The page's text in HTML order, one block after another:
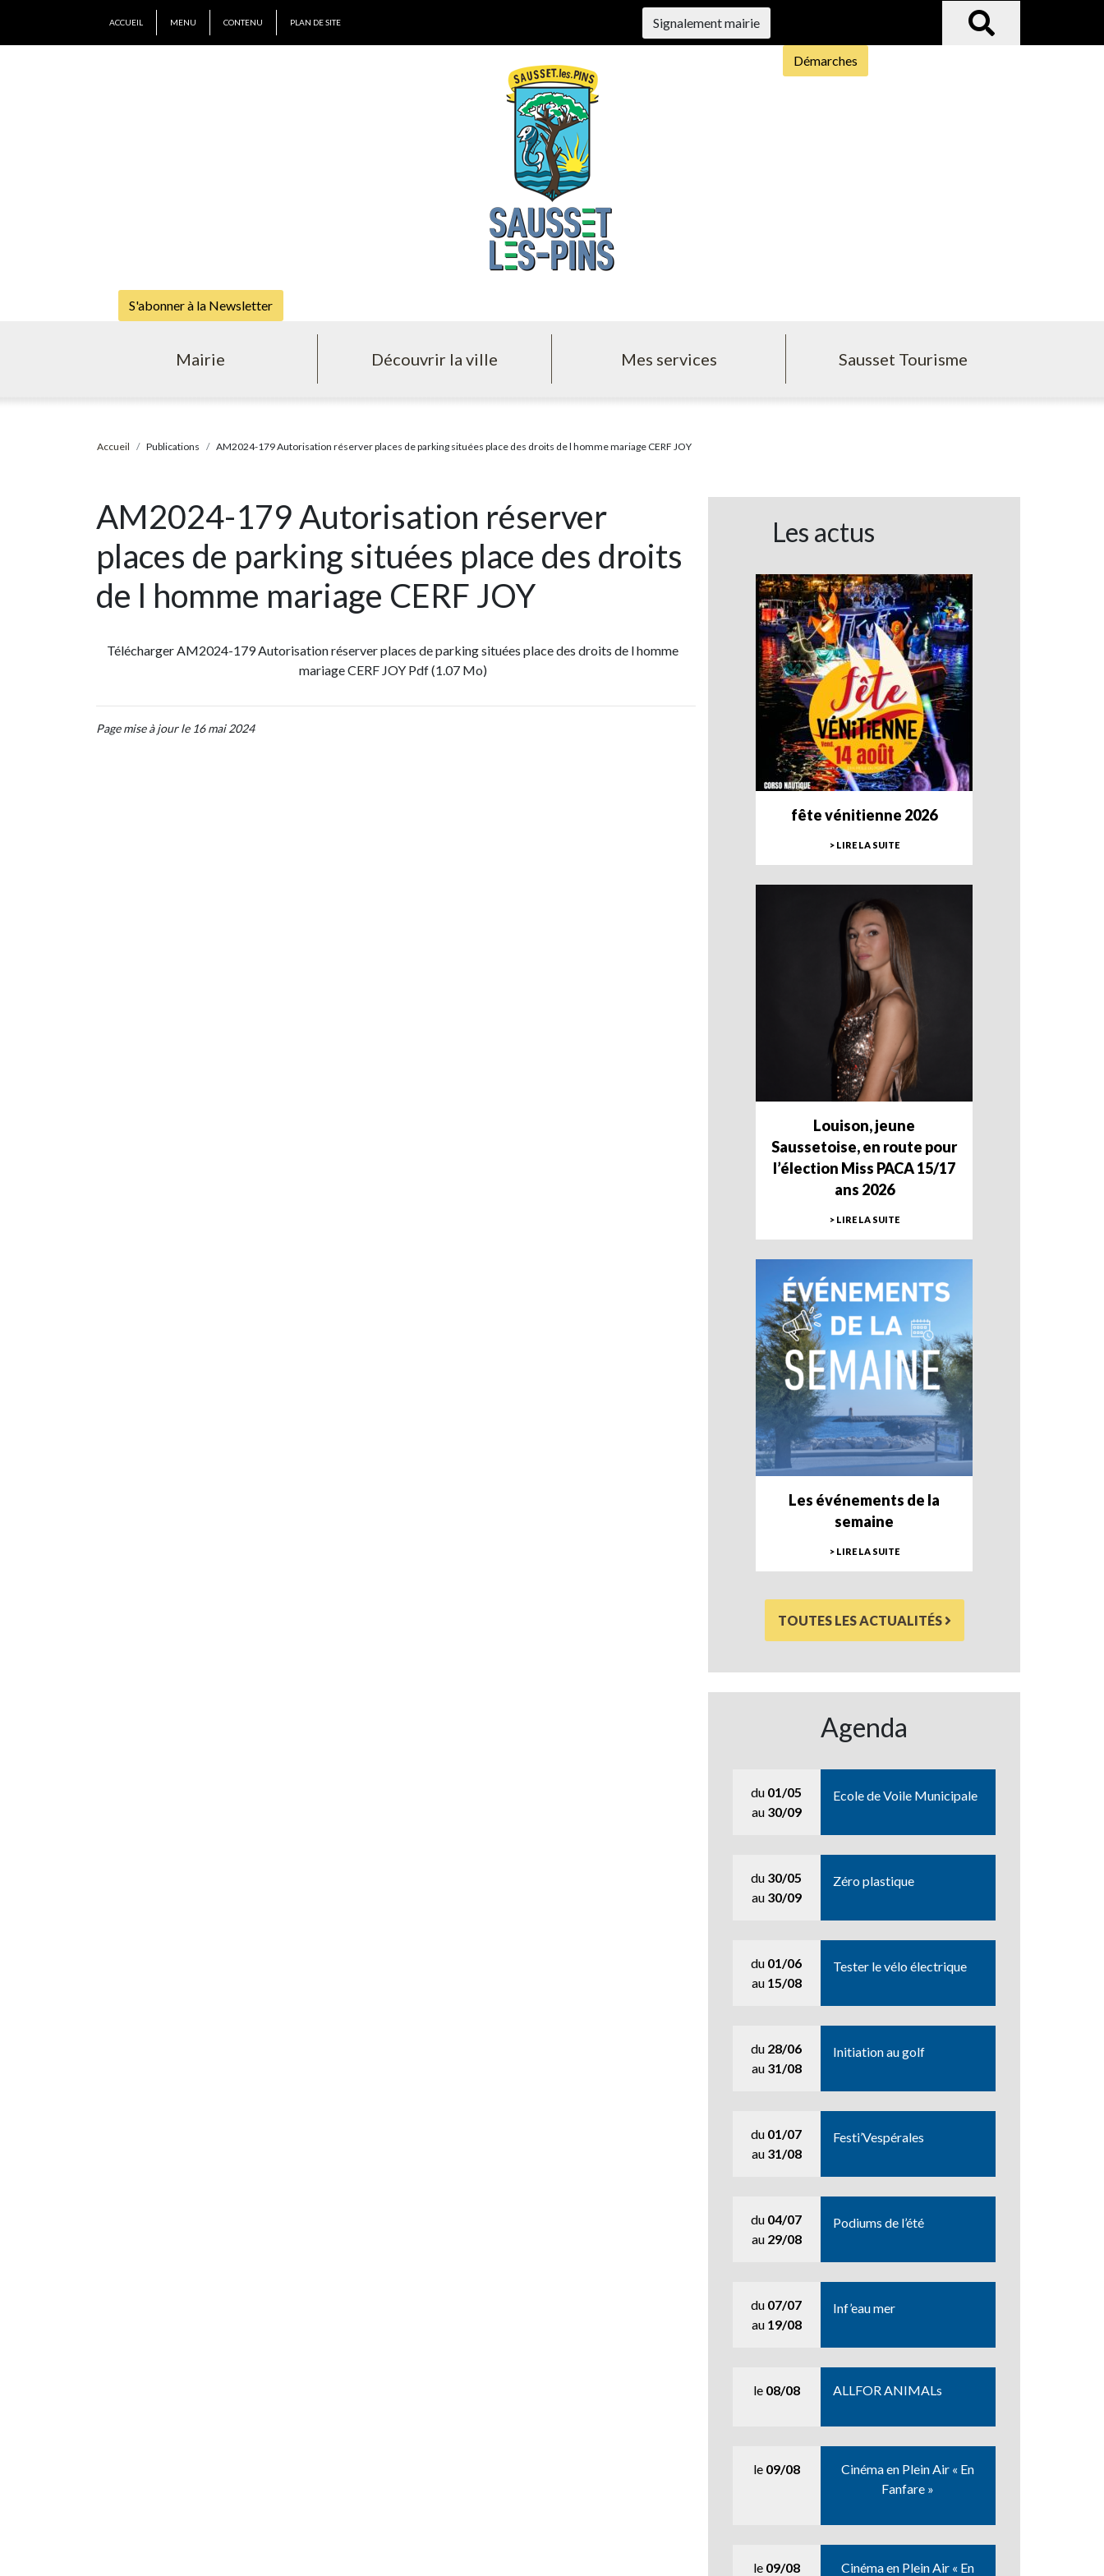
ACCUEIL MENU CONTENU PLAN DE SITE Signalement mairie
Démarches
S'abonner à la Newsletter
Mairie Découvrir la ville Mes services Sausset Tourisme
Accueil Publications AM2024-179 Autorisation réserver places de parking situées place des droits de l homme mariage CERF JOY
AM2024-179 Autorisation réserver
places de parking situées place des droits
de l homme mariage CERF JOY
Télécharger AM2024-179 Autorisation réserver places de parking situées place des droits de l homme
mariage CERF JOY Pdf (1.07 Mo)
Page mise à jour le 16 mai 2024
Les actus
fête vénitienne 2026
> LIRE LA SUITE
Louison, jeune
Saussetoise, en route pour
l’élection Miss PACA 15/17
ans 2026
> LIRE LA SUITE
Les événements de la
semaine
> LIRE LA SUITE
TOUTES LES ACTUALITÉS
Agenda
du 01/05
au 30/09
Ecole de Voile Municipale
du 30/05
au 30/09
Zéro plastique
du 01/06
au 15/08
Tester le vélo électrique
du 28/06
au 31/08
Initiation au golf
du 01/07
au 31/08
Festi’Vespérales
du 04/07
au 29/08
Podiums de l’été
du 07/07
au 19/08
Inf’eau mer
le 08/08 ALLFOR ANIMALs
le 09/08
Cinéma en Plein Air « En
Fanfare »
le 09/08 Cinéma en Plein Air « En